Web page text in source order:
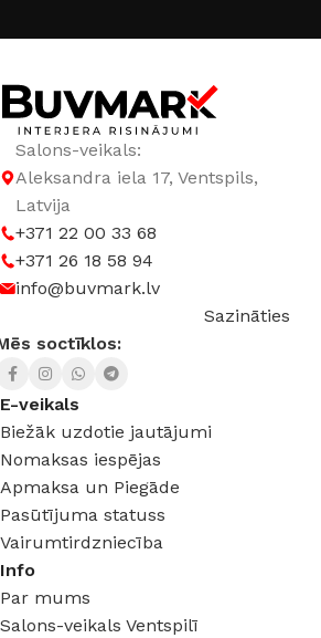
Salons-veikals:
Aleksandra iela 17, Ventspils,
Latvija
+371 22 00 33 68
+371 26 18 58 94
info@buvmark.lv
Sazināties
soctīklos:
E-veikals
Biežāk uzdotie jautājumi
Nomaksas iespējas
Apmaksa un Piegāde
Pasūtījuma statuss
Vairumtirdzniecība
Info
Par mums
Salons-veikals Ventspilī